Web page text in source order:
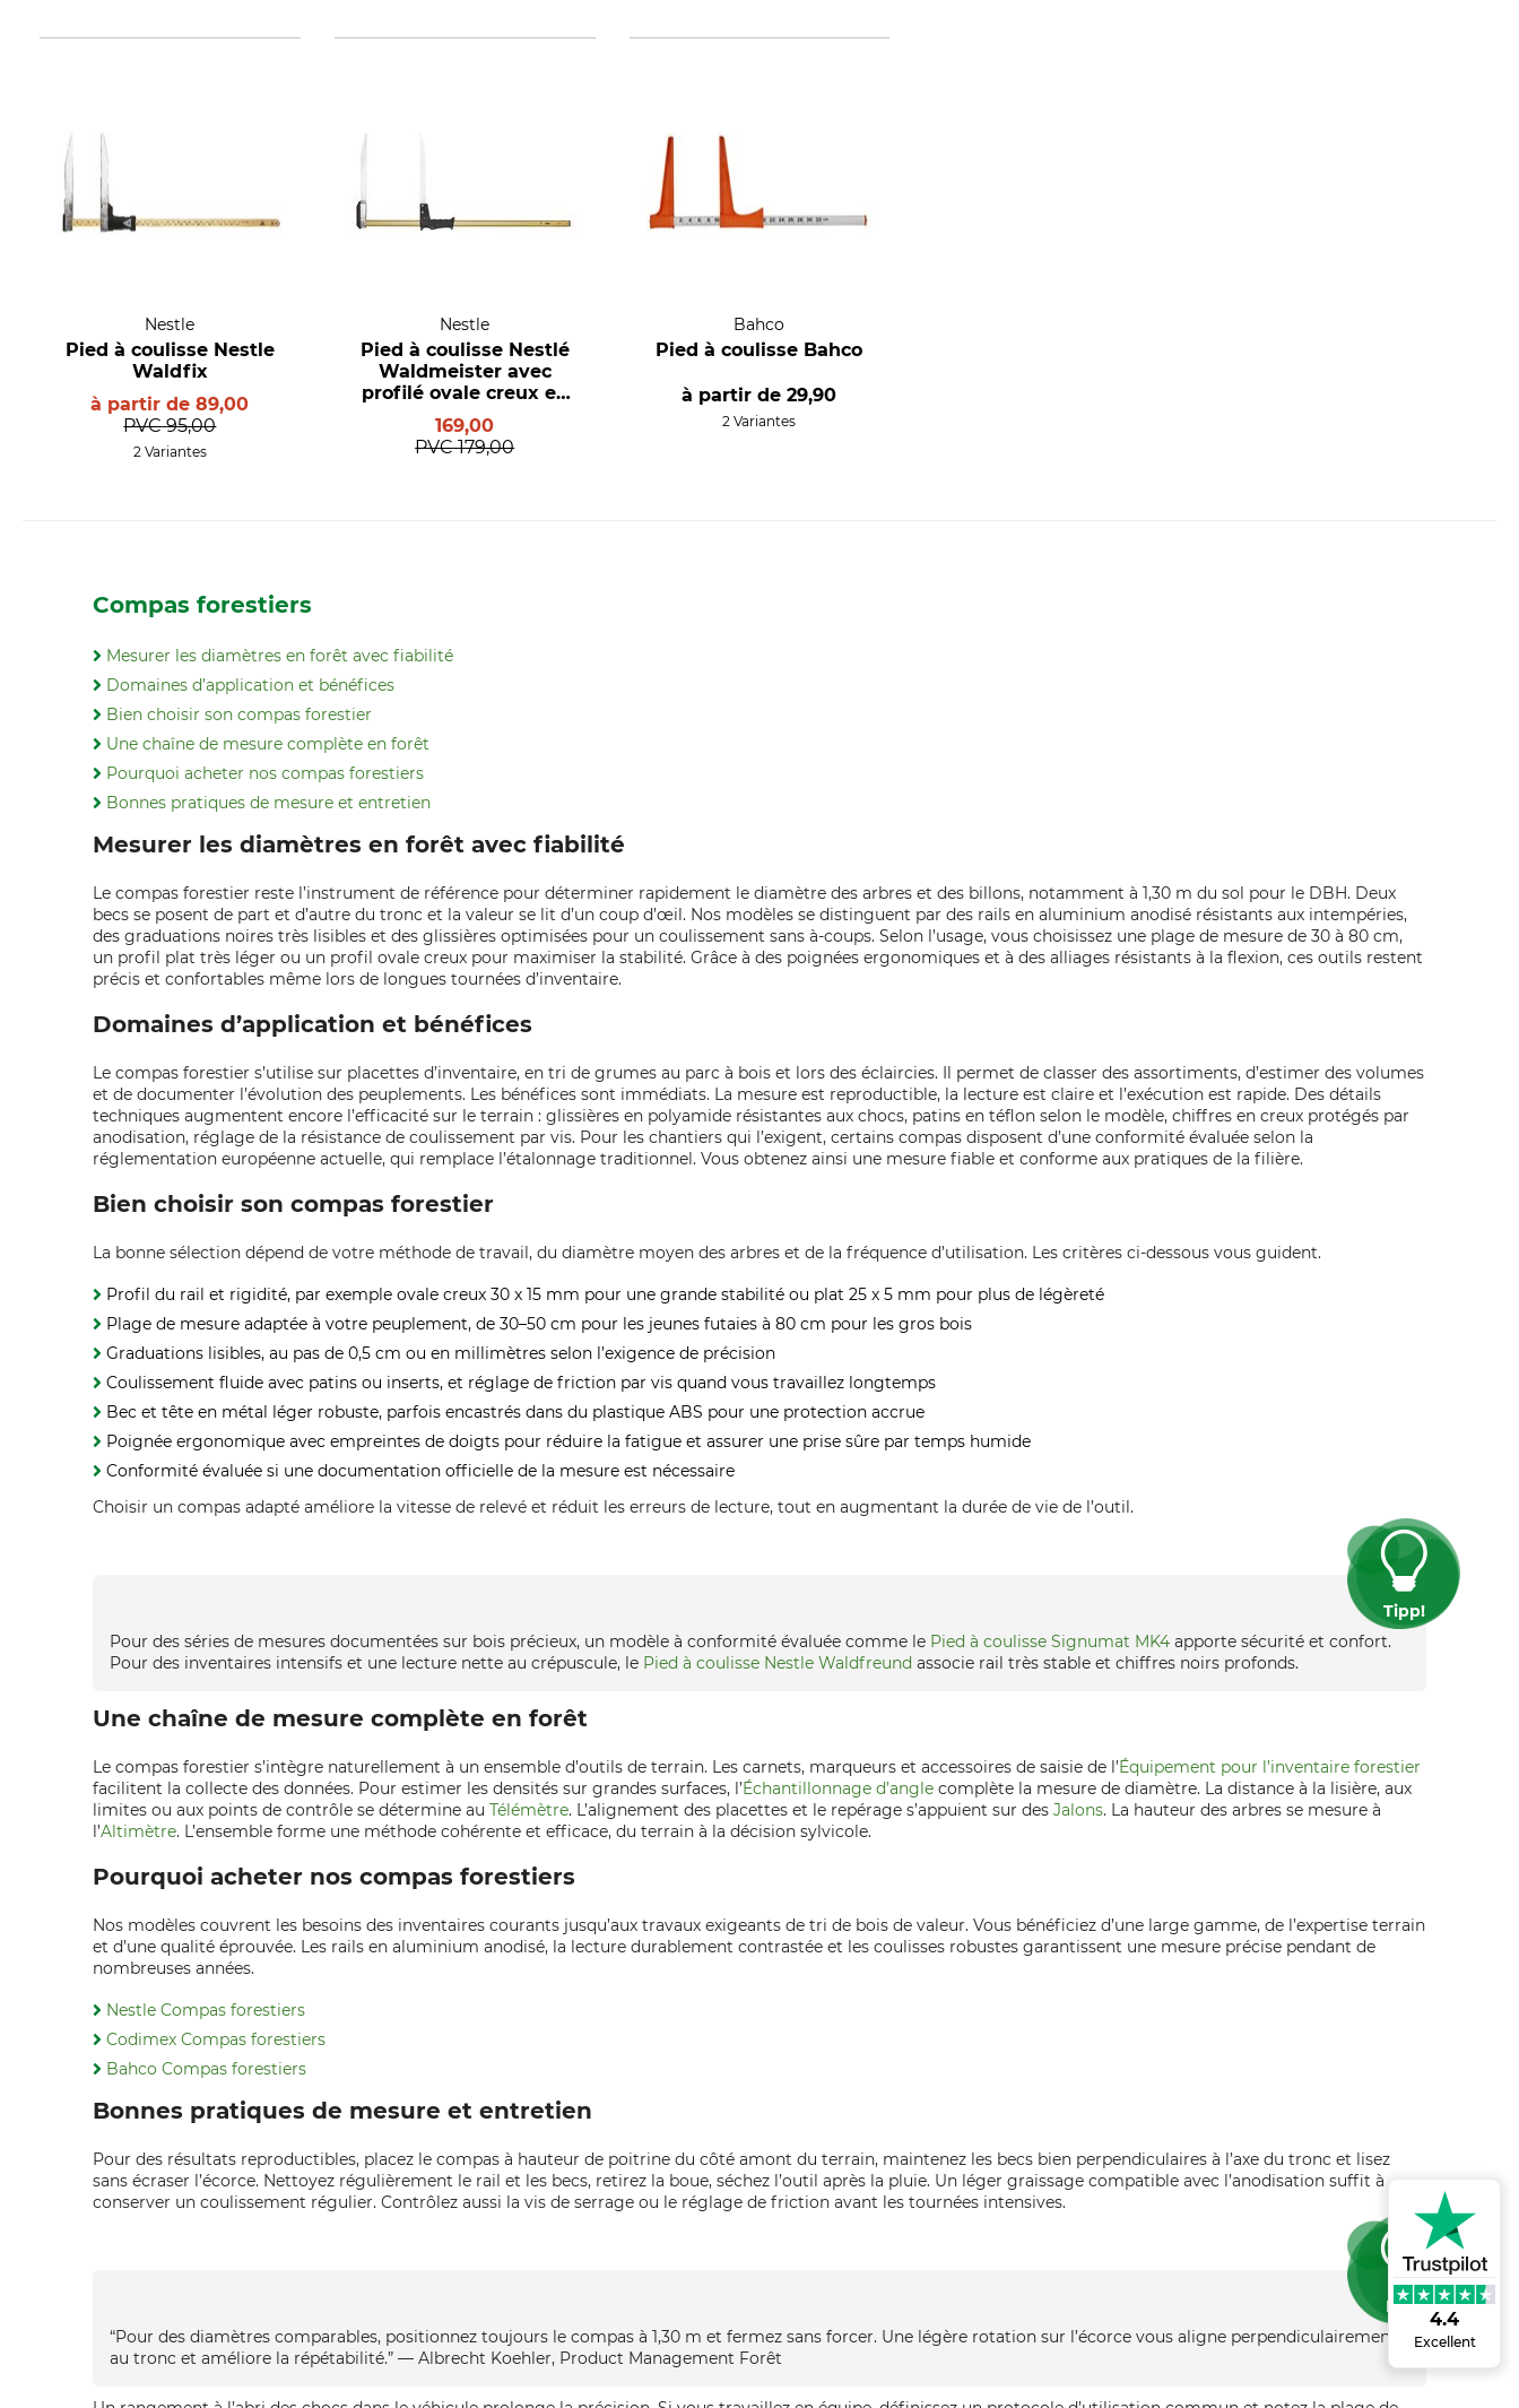
4.4
Excellent
Nestle
Pied à coulisse Nestle
Waldfix
à partir de89,00
PVC 95,00
2 Variantes
Nestle
Pied à coulisse Nestlé
Waldmeister avec
profilé ovale creux en
aluminium
169,00
PVC 179,00
Bahco
Pied à coulisse Bahco
à partir de29,90
2 Variantes
Compas forestiers
Mesurer les diamètres en forêt avec fiabilité
Domaines d’application et bénéfices
Bien choisir son compas forestier
Une chaîne de mesure complète en forêt
Pourquoi acheter nos compas forestiers
Bonnes pratiques de mesure et entretien
Mesurer les diamètres en forêt avec fiabilité
Le compas forestier reste l’instrument de référence pour déterminer rapidement le diamètre des arbres et des billons, notamment à 1,30 m du sol pour le DBH. Deux
becs se posent de part et d’autre du tronc et la valeur se lit d’un coup d’œil. Nos modèles se distinguent par des rails en aluminium anodisé résistants aux intempéries,
des graduations noires très lisibles et des glissières optimisées pour un coulissement sans à‑coups. Selon l’usage, vous choisissez une plage de mesure de 30 à 80 cm,
un profil plat très léger ou un profil ovale creux pour maximiser la stabilité. Grâce à des poignées ergonomiques et à des alliages résistants à la flexion, ces outils restent
précis et confortables même lors de longues tournées d’inventaire.
Domaines d’application et bénéfices
Le compas forestier s’utilise sur placettes d’inventaire, en tri de grumes au parc à bois et lors des éclaircies. Il permet de classer des assortiments, d’estimer des volumes
et de documenter l’évolution des peuplements. Les bénéfices sont immédiats. La mesure est reproductible, la lecture est claire et l’exécution est rapide. Des détails
techniques augmentent encore l’efficacité sur le terrain : glissières en polyamide résistantes aux chocs, patins en téflon selon le modèle, chiffres en creux protégés par
anodisation, réglage de la résistance de coulissement par vis. Pour les chantiers qui l’exigent, certains compas disposent d’une conformité évaluée selon la
réglementation européenne actuelle, qui remplace l’étalonnage traditionnel. Vous obtenez ainsi une mesure fiable et conforme aux pratiques de la filière.
Bien choisir son compas forestier
La bonne sélection dépend de votre méthode de travail, du diamètre moyen des arbres et de la fréquence d’utilisation. Les critères ci‑dessous vous guident.
Profil du rail et rigidité, par exemple ovale creux 30 x 15 mm pour une grande stabilité ou plat 25 x 5 mm pour plus de légèreté
Plage de mesure adaptée à votre peuplement, de 30–50 cm pour les jeunes futaies à 80 cm pour les gros bois
Graduations lisibles, au pas de 0,5 cm ou en millimètres selon l’exigence de précision
Coulissement fluide avec patins ou inserts, et réglage de friction par vis quand vous travaillez longtemps
Bec et tête en métal léger robuste, parfois encastrés dans du plastique ABS pour une protection accrue
Poignée ergonomique avec empreintes de doigts pour réduire la fatigue et assurer une prise sûre par temps humide
Conformité évaluée si une documentation officielle de la mesure est nécessaire
Choisir un compas adapté améliore la vitesse de relevé et réduit les erreurs de lecture, tout en augmentant la durée de vie de l’outil.
Tipp!
Pour des séries de mesures documentées sur bois précieux, un modèle à conformité évaluée comme le Pied à coulisse Signumat MK4 apporte sécurité et confort.
Pour des inventaires intensifs et une lecture nette au crépuscule, le Pied à coulisse Nestle Waldfreund associe rail très stable et chiffres noirs profonds.
Une chaîne de mesure complète en forêt
Le compas forestier s’intègre naturellement à un ensemble d’outils de terrain. Les carnets, marqueurs et accessoires de saisie de l’Équipement pour l’inventaire forestier
facilitent la collecte des données. Pour estimer les densités sur grandes surfaces, l’Échantillonnage d’angle complète la mesure de diamètre. La distance à la lisière, aux
limites ou aux points de contrôle se détermine au Télémètre. L’alignement des placettes et le repérage s’appuient sur des Jalons. La hauteur des arbres se mesure à
l’Altimètre. L’ensemble forme une méthode cohérente et efficace, du terrain à la décision sylvicole.
Pourquoi acheter nos compas forestiers
Nos modèles couvrent les besoins des inventaires courants jusqu’aux travaux exigeants de tri de bois de valeur. Vous bénéficiez d’une large gamme, de l’expertise terrain
et d’une qualité éprouvée. Les rails en aluminium anodisé, la lecture durablement contrastée et les coulisses robustes garantissent une mesure précise pendant de
nombreuses années.
Nestle Compas forestiers
Codimex Compas forestiers
Bahco Compas forestiers
Bonnes pratiques de mesure et entretien
Pour des résultats reproductibles, placez le compas à hauteur de poitrine du côté amont du terrain, maintenez les becs bien perpendiculaires à l’axe du tronc et lisez
sans écraser l’écorce. Nettoyez régulièrement le rail et les becs, retirez la boue, séchez l’outil après la pluie. Un léger graissage compatible avec l’anodisation suffit à
conserver un coulissement régulier. Contrôlez aussi la vis de serrage ou le réglage de friction avant les tournées intensives.
Info!
“Pour des diamètres comparables, positionnez toujours le compas à 1,30 m et fermez sans forcer. Une légère rotation sur l’écorce vous aligne perpendiculairement
au tronc et améliore la répétabilité.” — Albrecht Koehler, Product Management Forêt